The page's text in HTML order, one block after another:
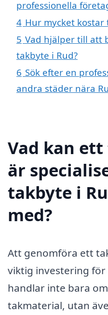
professionella
4 Hur mycket kostar
5 Vad hjälper till att
takbyte i Rud?
6 Sök efter en
andra städer nära
Vad kan
är
takbyte i
med?
Att genomföra ett
viktig investering
handlar inte bara
takmaterial, utan